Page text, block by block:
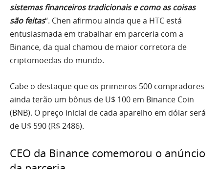
sistemas financeiros tradicionais e como as coisas
são feitas“. Chen afirmou ainda que a HTC está
entusiasmada em trabalhar em parceria com a
Binance, da qual chamou de maior corretora de
criptomoedas do mundo.
Cabe o destaque que os primeiros 500 compradores
ainda terão um bônus de U$ 100 em Binance Coin
(BNB). O preço inicial de cada aparelho em dólar será
de U$ 590 (R$ 2486).
CEO da Binance comemorou o anúncio